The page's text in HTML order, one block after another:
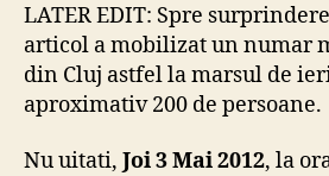
LATER EDIT: Spre
articol a mobilizat un numar
din Cluj astfel la marsul de
aproximativ 200 de persoane.
Nu uitati, Joi 3 Mai 2012, la